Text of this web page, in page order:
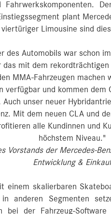
Fahrwerkskomponenten.
plant
Limousine sind
des Automobils war schon
mit dem rekordträchtigen
MMA-Fahrzeugen machen
verfügbar und kommen dem
unser neuer
Mit dem neuen CLA und
alle Kundinnen und
höchstem Niveau."
Vorstands der Mercedes-
Entwicklung & Einkauf
skalierbaren
anderen Segmenten
bei der Fahrzeug-